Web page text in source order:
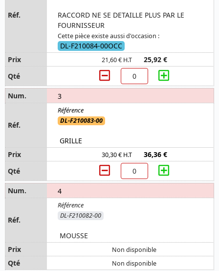
RACCORD NE SE DETAILLE PLUS PAR LE
FOURNISSEUR
Cette pièce existe aussi d'occasion :
DL-F210084-00OCC
21,60 € H.T 25,92 €
3
DL-F210083-00
GRILLE
30,30 € H.T 36,36 €
4
DL-F210082-00
MOUSSE
Non disponible
Non disponible